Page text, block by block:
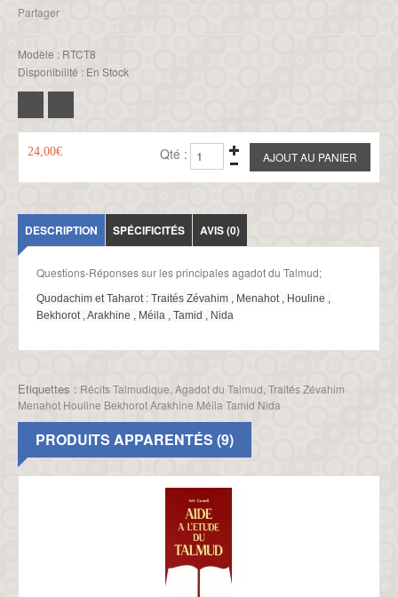
Partager
Modèle : RTCT8
Disponibilité : En Stock
24,00€ Qté :
DESCRIPTION SPÉCIFICITÉS AVIS (0)
Questions-Réponses sur les principales agadot du Talmud;
Quodachim et Taharot : Traités Zévahim , Menahot , Houline ,
Bekhorot , Arakhine , Méila , Tamid , Nida
Etiquettes : Récits Talmudique, Agadot du Talmud, Traités Zévahim
Menahot Houline Bekhorot Arakhine Méila Tamid Nida
PRODUITS APPARENTÉS (9)